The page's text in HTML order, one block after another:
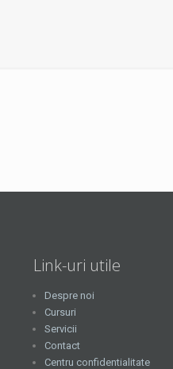
Link-uri utile
Despre noi
Cursuri
Servicii
Contact
Centru confidentialitate